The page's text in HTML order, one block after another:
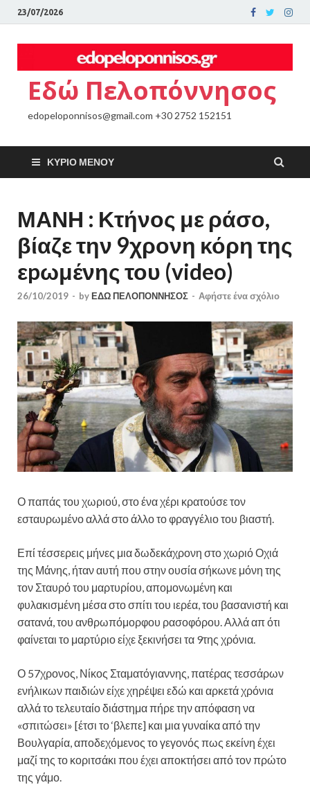
23/07/2026
Εδώ Πελοπόννησος
edopeloponnisos@gmail.com +30 2752 152151
ΚΎΡΙΟ ΜΕΝΟΎ
ΜΑΝΗ : Κτήνος με ράσο,
βίαζε την 9χρονη κόρη της
εpωμένης του (video)
26/10/2019 - byΕΔΩ ΠΕΛΟΠΟΝΝΗΣΟΣ - Αφήστε ένα σχόλιο
Ο παπάς του χωριού, στο ένα χέρι κρατούσε τον
εσταυρωμένο αλλά στο άλλο το φραγγέλιο του βιαστή.
Επί τέσσερεις μήνες μια δωδεκάχρονη στο χωριό Οχιά
της Μάνης, ήταν αυτή που στην ουσία σήκωνε μόνη της
τον Σταυρό του μαρτυρίου, απομονωμένη και
φυλακισμένη μέσα στο σπίτι του ιερέα, του βασανιστή και
σατανά, του ανθρωπόμορφου ρασοφόρου. Αλλά απ ότι
φαίνεται το μαρτύριο είχε ξεκινήσει τα 9της χρόνια.
Ο 57χρονος, Νίκος Σταματόγιαννης, πατέρας τεσσάρων
ενήλικων παιδιών είχε χηρέψει εδώ και αρκετά χρόνια
αλλά το τελευταίο διάστημα πήρε την απόφαση να
«σπιτώσει» [έτσι το ‘βλεπε] και μια γυναίκα από την
Βουλγαρία, αποδεχόμενος το γεγονός πως εκείνη έχει
μαζί της το κοριτσάκι που έχει αποκτήσει από τον πρώτο
της γάμο.